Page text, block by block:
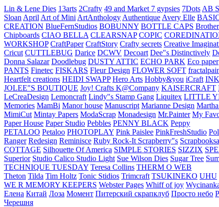
Lin & Lene Dies 13arts 2Crafty 49 and Market 7 gypsies 7Dots AB
Sloan April Art of Mini ArtAnthology Authentique Avery Elle
CREATION BlueFernStudios BOBUNNY BOTTLE CAPS Brother
Chipboards CIAO BELLA CLEARSNAP COPIC
WORKSHOP CraftPaper CraftStory Crafty secrets Creative
Cricut CUTTLEBUG Darice DCWV Decoart Dee"s Distinctively
Donna Salazar Doodlebug DUSTY ATTIC ECHO PARK Eco paper
PANTS Finetec FISKARS Fleur Design FLOWER SOFT
Heartfelt creations HEIDI SWAPP Hero Arts Hobby&you iCraft
JOLEE"S BOUTIQUE Joy! Crafts K@Company KAISERCRAFT
LeCreaDesign Lemoncraft Lindy"s Stamp Gang Liquitex LITTLE
Memories MamBi Manor house Manuscript Marianne Design
MimiCut Mintay Papers ModaScrap Monadesign Mr.Painter My
Paper House Paper Studio Pebbles PENNY BLACK Peppy
PETALOO Petaloo PHOTOPLAY Pink Paislee PinkFreshStudio
Ranger Redesign Reminisce Ruby Rock-It Scrapberry"s
COTTAGE Silhouette Of America SIMPLE STORIES SIZZIX
Superior Studio Calico Studio Light Sue Wilson Dies Sugar Tree
TECHNIQUE TUESDAY Teresa Collins THERM O WEB
Theton Tilda Tim Holtz Tonic Stidios Trimcraft TSUKINEKO UHU
WE R MEMORY KEEPERS Webster Pages Whiff of joy
Елена Китай Лоза Момент Питерский скрапклуб Просто небо
Черешня